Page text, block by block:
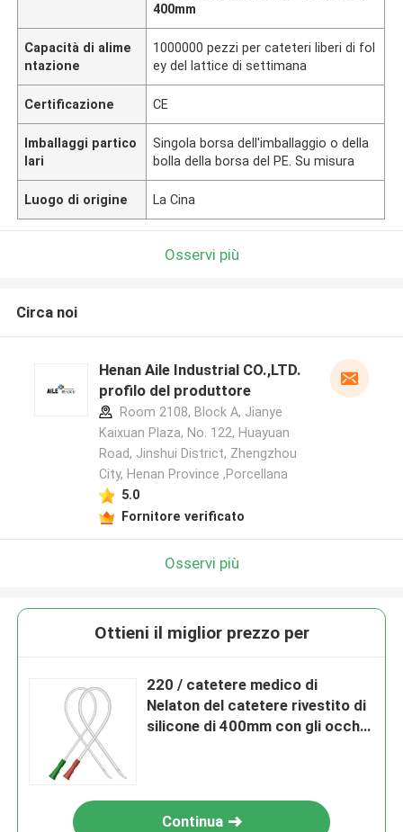
400mm
Capacità di alime
ntazione
1000000 pezzi per cateteri liberi di fol
ey del lattice di settimana
Certificazione CE
Imballaggi partico
lari
Singola borsa dell'imballaggio o della
bolla della borsa del PE. Su misura
Luogo di origine La Cina
Osservi più
Circa noi
Henan Aile Industrial CO.,LTD.
profilo del produttore
Room 2108, Block A, Jianye
Kaixuan Plaza, No. 122, Huayuan
Road, Jinshui District, Zhengzhou
City, Henan Province ,Porcellana
5.0
Fornitore verificato
Osservi più
Ottieni il miglior prezzo per
220 / catetere medico di
Nelaton del catetere rivestito di
silicone di 400mm con gli occhi
Continua